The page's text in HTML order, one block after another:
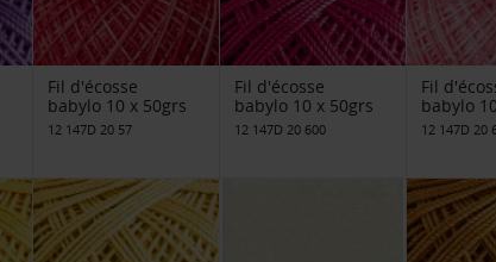
Fil d'écosse
babylo 10 x 50grs
12 147D 20 57
Fil d'écosse
babylo 10 x 50grs
12 147D 20 600
Fil
babylo
12 147D 20